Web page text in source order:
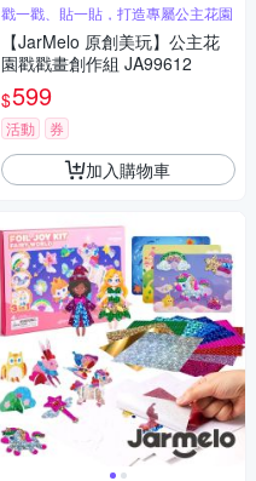
戳一戳、貼一貼，打造專屬公主花園
【JarMelo 原創美玩】公主花
園戳戳畫創作組 JA99612
$599
活動 券
加入購物車